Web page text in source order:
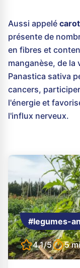
Aussi appelé
présente de
en fibres et
manganèse, de la
Panastica sativa
cancers,
l'énergie et
l'influx nerveux.
#legumes-
4.1/5 5